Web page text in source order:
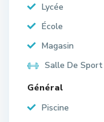
Lycée
École
Magasin
Salle De Sport
Général
Piscine